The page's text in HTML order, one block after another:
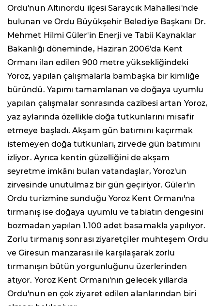
Ordu'nun Altınordu ilçesi Saraycık Mahallesi'nde
bulunan ve Ordu Büyükşehir Belediye Başkanı Dr.
Mehmet Hilmi Güler'in Enerji ve Tabii Kaynaklar
Bakanlığı döneminde, Haziran 2006'da Kent
Ormanı ilan edilen 900 metre yüksekliğindeki
Yoroz, yapılan çalışmalarla bambaşka bir kimliğe
büründü. Yapımı tamamlanan ve doğaya uyumlu
yapılan çalışmalar sonrasında cazibesi artan Yoroz,
yaz aylarında özellikle doğa tutkunlarını misafir
etmeye başladı. Akşam gün batımını kaçırmak
istemeyen doğa tutkunları, zirvede gün batımını
izliyor. Ayrıca kentin güzelliğini de akşam
seyretme imkânı bulan vatandaşlar, Yoroz'un
zirvesinde unutulmaz bir gün geçiriyor. Güler'in
Ordu turizmine sunduğu Yoroz Kent Ormanı'na
tırmanış ise doğaya uyumlu ve tabiatın dengesini
bozmadan yapılan 1.100 adet basamakla yapılıyor.
Zorlu tırmanış sonrası ziyaretçiler muhteşem Ordu
ve Giresun manzarası ile karşılaşarak zorlu
tırmanışın bütün yorgunluğunu üzerlerinden
atıyor. Yoroz Kent Ormanı'nın gelecek yıllarda
Ordu'nun en çok ziyaret edilen alanlarından biri